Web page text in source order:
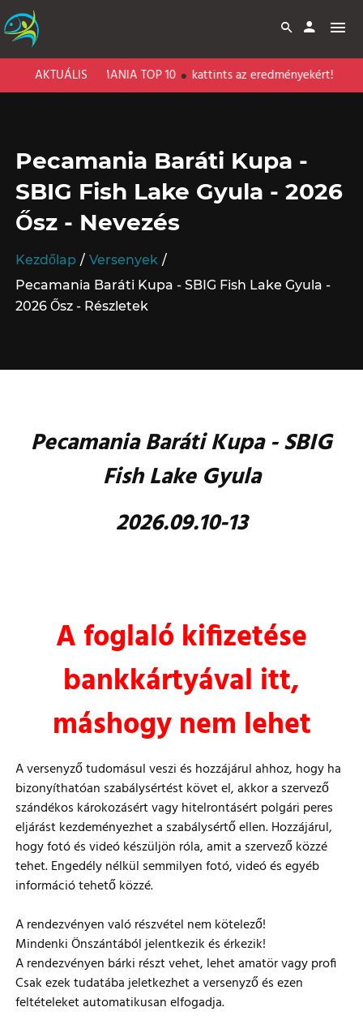
AKTUÁLIS
- PECAMANIA TOP 10 kattints az eredményekért!
Pecamania Baráti Kupa -
SBIG Fish Lake Gyula - 2026
Ősz - Nevezés
Kezdőlap
Versenyek
Pecamania Baráti Kupa - SBIG Fish Lake Gyula -
2026 Ősz - Részletek
Pecamania Baráti Kupa - SBIG
Fish Lake Gyula
2026.09.10-13
A foglaló kifizetése
bankkártyával itt,
máshogy nem lehet
A versenyző tudomásul veszi és hozzájárul ahhoz, hogy ha
bizonyíthatóan szabálysértést követ el, akkor a szervező
szándékos károkozásért vagy hitelrontásért polgári peres
eljárást kezdeményezhet a szabálysértő ellen. Hozzájárul,
hogy fotó és videó készüljön róla, amit a szervező közzé
tehet. Engedély nélkül semmilyen fotó, videó és egyéb
információ tehető közzé.
A rendezvényen való részvétel nem kötelező!
Mindenki Önszántából jelentkezik és érkezik!
A rendezvényen bárki részt vehet, lehet amatör vagy profi
Csak ezek tudatába jeletkezhet a versenyző és ezen
feltételeket automatikusan elfogadja.